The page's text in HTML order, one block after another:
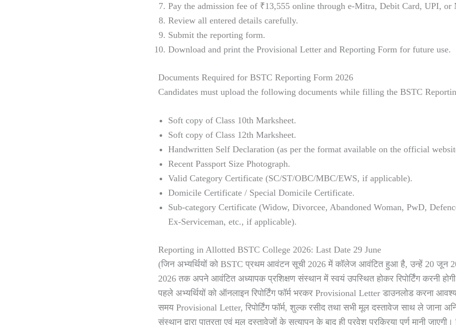
Pay the admission fee of ₹13,555 online through e-Mitra, Debit Card, UPI, or
Review all entered details carefully.
Submit the reporting form.
Download and print the Provisional Letter and Reporting Form for future use.
Documents Required for BSTC Reporting Form 2026
Candidates must upload the following documents while filling the BSTC
Soft copy of Class 10th Marksheet.
Soft copy of Class 12th Marksheet.
Handwritten Self Declaration (as per the format available on the official
Recent Passport Size Photograph.
Valid Category Certificate (SC/ST/OBC/MBC/EWS, if applicable).
Domicile Certificate / Special Domicile Certificate.
Sub-category Certificate (Widow, Divorcee, Abandoned Woman, PwD,
Ex-Serviceman, etc., if applicable).
Reporting in Allotted BSTC College 2026: Last Date 29 June
(जिन अभ्यर्थियों को BSTC प्रथम आवंटन सूची 2026 में कॉलेज आवंटित हुआ है, उन्हें 20 जून
2026 तक अपने आवंटित अध्यापक प्रशिक्षण संस्थान में स्वयं उपस्थित होकर रिपोर्टिंग करनी
पहले अभ्यर्थियों को ऑनलाइन रिपोर्टिंग फॉर्म भरकर Provisional Letter डाउनलोड करना
समय Provisional Letter, रिपोर्टिंग फॉर्म, शुल्क रसीद तथा सभी मूल दस्तावेज साथ ले जाना
संस्थान द्वारा पात्रता एवं मूल दस्तावेजों के सत्यापन के बाद ही प्रवेश प्रक्रिया पूर्ण मानी जाएगी।